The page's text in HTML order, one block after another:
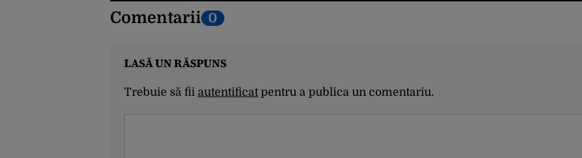
Comentarii 0
LASĂ UN RĂSPUNS
Trebuie să fii autentificatpentru a publica un comentariu.